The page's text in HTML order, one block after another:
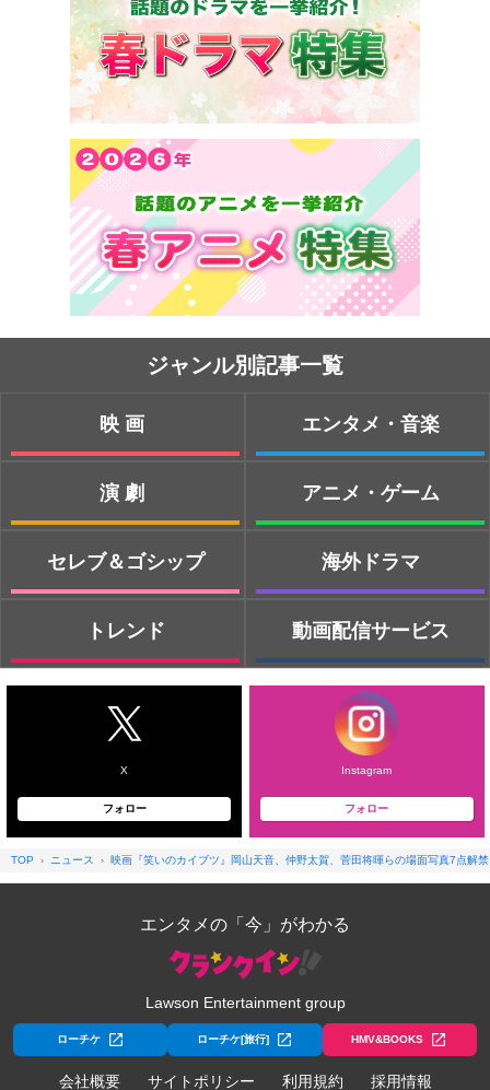
ジャンル別記事一覧
映画
演劇
セレブ＆ゴシップ
トレンド
エンタメ・音楽
アニメ・ゲーム
海外ドラマ
動画配信サービス
X
フォロー
Instagram
フォロー
TOP ニュース 映画『笑いのカイブツ』岡山天音、仲野太賀、菅田将暉らの場面写真7点解禁
エンタメの「今」がわかる
Lawson Entertainment group
ローチケ ローチケ[旅行] HMV&BOOKS
会社概要 サイトポリシー 利用規約 採用情報